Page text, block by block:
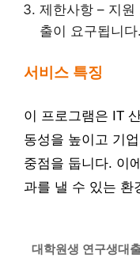
제한사항 – 지원
출이 요구됩니다.
서비스 특징
이 프로그램은 IT
동성을 높이고 기
중점을 둡니다. 이
과를 낼 수 있는 환
대학원생 연구생대